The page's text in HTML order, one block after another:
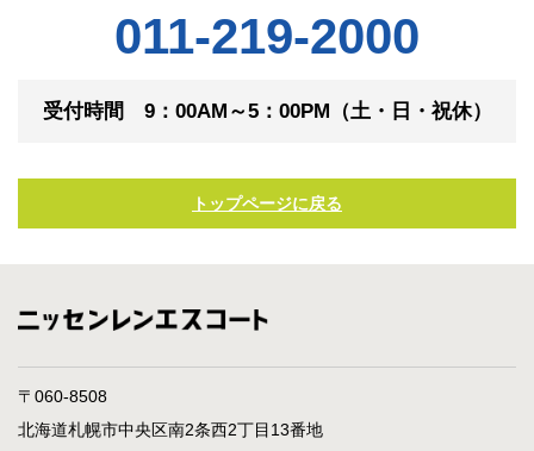
011-219-2000
受付時間 9：00AM～5：00PM（土・日・祝休）
トップページに戻る
〒060-8508
北海道札幌市中央区南2条西2丁目13番地